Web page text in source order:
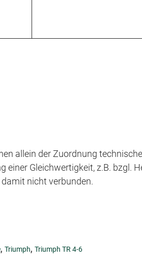
allein der Zuordnung
einer Gleichwertigkeit, z.B. bzgl.
nicht verbunden.
, Triumph, Triumph TR 4-6